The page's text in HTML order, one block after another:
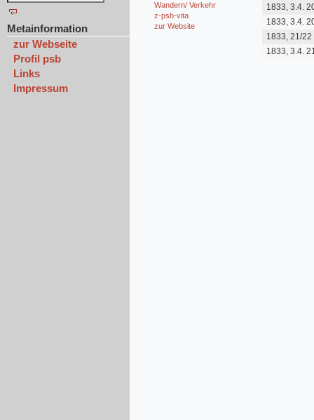
Metainformation
zur Webseite
Profil psb
Links
Impressum
Wandern/ Verkehr
z-psb-vita
zur Website
1833, 3.4.
1833, 3.4.
1833, 21/22
1833, 3.4.